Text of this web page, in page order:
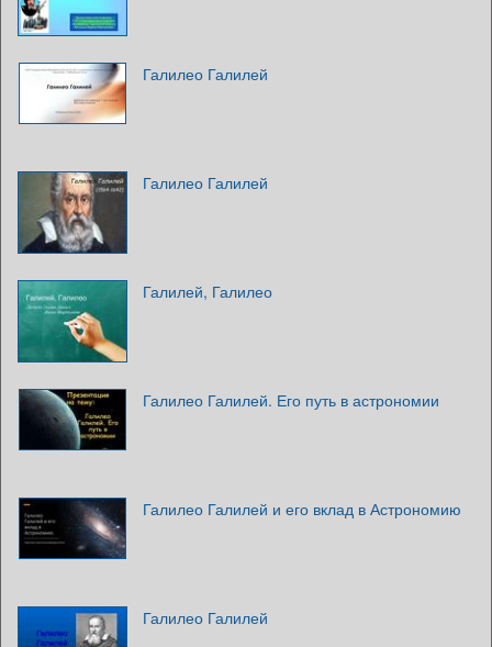
Галилео Галилей
Галилео Галилей
Галилей, Галилео
Галилео Галилей. Его путь в астрономии
Галилео Галилей и его вклад в Астрономию
Галилео Галилей